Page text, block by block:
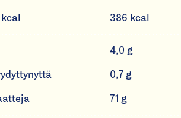
386 kcal
4,0 g
0,7 g
71 g